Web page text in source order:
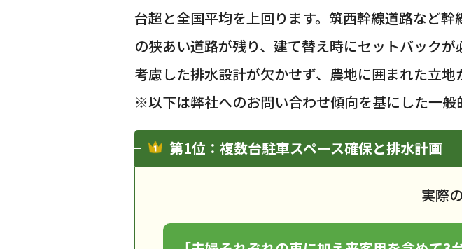
台超と全国平均を上回ります。筑西幹線道路など
の狭あい道路が残り、建て替え時にセットバック
考慮した排水設計が欠かせず、農地に囲まれた立地
※以下は弊社へのお問い合わせ傾向を基にした一般
第1位：複数台駐車スペース確保と排水計画
実際